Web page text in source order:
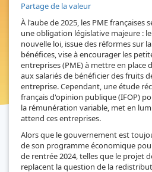
Partage de la valeur
À l'aube de 2025, les PME
une obligation législative majeure :
nouvelle loi, issue des réformes sur
bénéfices, vise à encourager les
entreprises (PME) à mettre en
aux salariés de bénéficier des fruits
entreprise. Cependant, une étude
français d'opinion publique (IFOP)
la rémunération variable, met en
attend ces entreprises.
Alors que le gouvernement est
de son programme économique
de rentrée 2024, telles que le projet
replacent la question de la